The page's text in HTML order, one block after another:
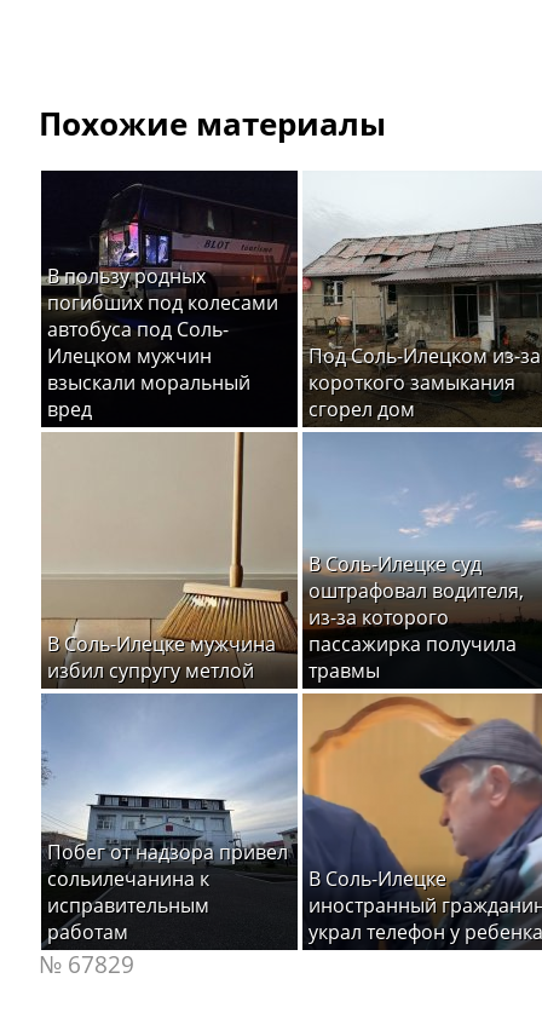
Похожие материалы
В пользу родных
погибших под колесами
автобуса под Соль-
Илецком мужчин
взыскали моральный
вред
Под Соль-Илецком из-за
короткого замыкания
сгорел дом
В Соль-Илецке мужчина
избил супругу метлой
В Соль-Илецке суд
оштрафовал водителя,
из-за которого
пассажирка получила
травмы
Побег от надзора привел
сольилечанина к
исправительным
работам
В Соль-Илецке
иностранный
украл телефон у ребенка
№ 67829